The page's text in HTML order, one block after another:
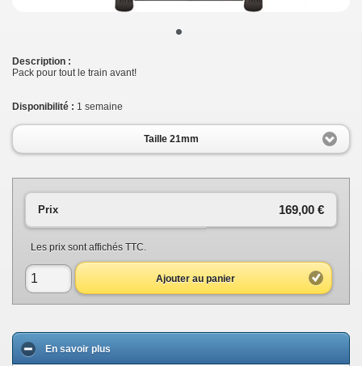
•
Description :
Pack pour tout le train avant!
Disponibilité : 1 semaine
Taille 21mm
169,00 €
Prix
Les prix sont affichés TTC.
Ajouter au panier
En savoir plus